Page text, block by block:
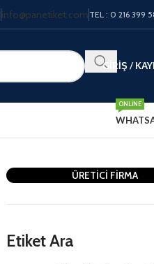
info@panetiket.com TEL : 0 216 399
GIRIŞ /
ONLINE
ÜRETİCİ FİRMA
Etiket Ara